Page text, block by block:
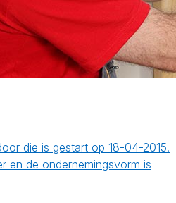
die is gestart op 18-04-2015.
en de ondernemingsvorm is